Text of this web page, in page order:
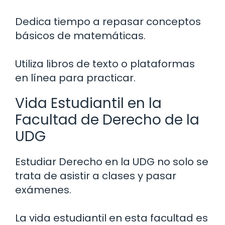
Dedica tiempo a repasar conceptos
básicos de matemáticas.
Utiliza libros de texto o plataformas
en línea para practicar.
Vida Estudiantil en la
Facultad de Derecho de la
UDG
Estudiar Derecho en la UDG no solo se
trata de asistir a clases y pasar
exámenes.
La vida estudiantil en esta facultad es